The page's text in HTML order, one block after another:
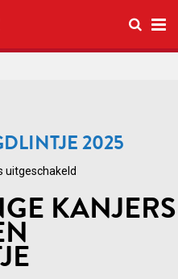
Open
2025
uitgeschakeld
jeugdlintje
KANJERS